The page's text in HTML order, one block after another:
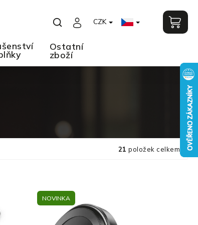
CZK
Ostatní
zboží
21 položek celkem
NOVINKA